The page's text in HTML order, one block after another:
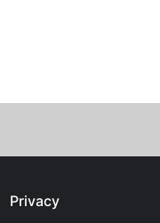
Privacy